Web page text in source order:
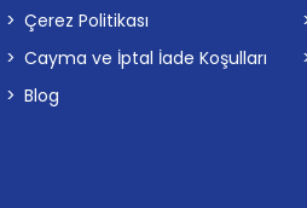
Çerez Politikası
Cayma ve İptal İade Koşulları
Blog